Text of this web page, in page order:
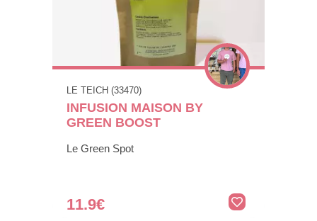
LE TEICH (33470)
INFUSION MAISON BY
GREEN BOOST
Le Green Spot
11.9€